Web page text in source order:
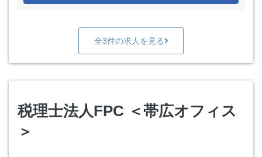
全3件の求人を見る
税理士法人FPC ＜帯広オフィス
＞